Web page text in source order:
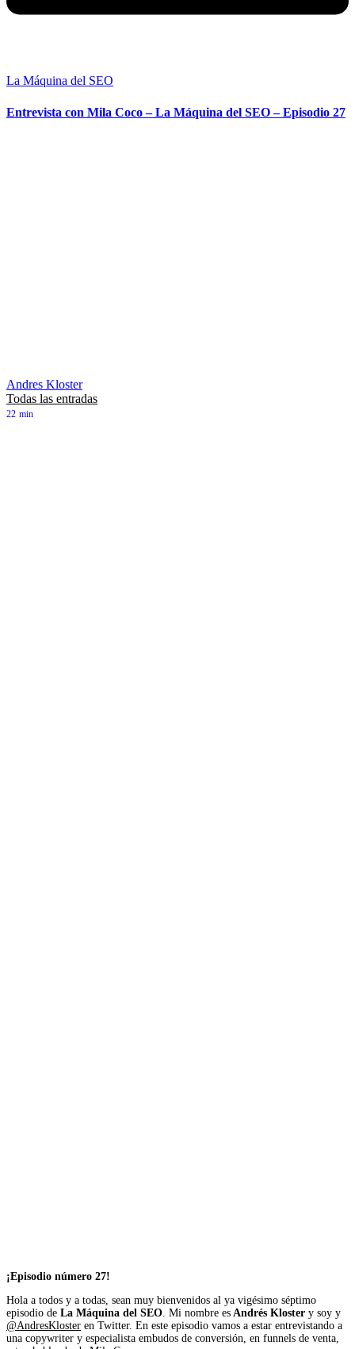
La Máquina del SEO
Entrevista con Mila Coco – La Máquina del SEO – Episodio 27
Andres Kloster
Todas las entradas
22 min
¡Episodio número 27!
Hola a todos y a todas, sean muy bienvenidos al ya vigésimo séptimo
episodio de La Máquina del SEO. Mi nombre es Andrés Kloster y soy y
@AndresKloster en Twitter. En este episodio vamos a estar entrevistando a
una copywriter y especialista embudos de conversión, en funnels de venta,